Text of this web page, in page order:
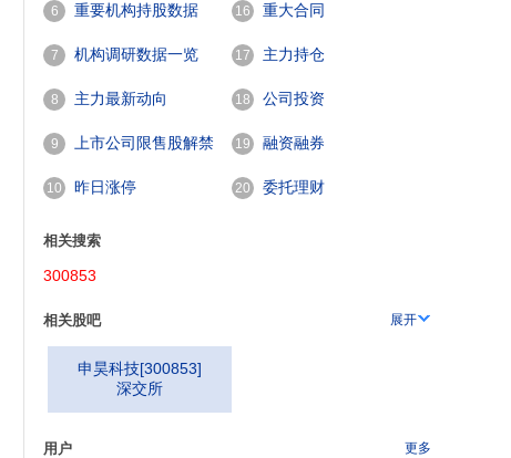
6 重要机构持股数据
7 机构调研数据一览
8 主力最新动向
9 上市公司限售股解禁
一览
10 昨日涨停
16 重大合同
17 主力持仓
18 公司投资
19 融资融券
20 委托理财
相关搜索
300853
相关股吧 展开
申昊科技[300853]
深交所
用户 更多